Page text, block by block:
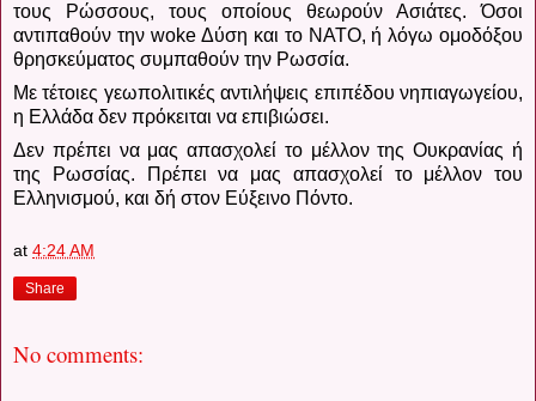
τους Ρώσσους, τους οποίους θεωρούν Ασιάτες. Όσοι
αντιπαθούν την wokeΔύση και το ΝΑΤΟ, ή λόγω ομοδόξου
θρησκεύματος συμπαθούν την Ρωσσία.
Με τέτοιες γεωπολιτικές αντιλήψεις επιπέδου νηπιαγωγείου,
η Ελλάδα δεν πρόκειται να επιβιώσει.
Δεν πρέπει να μας απασχολεί το μέλλον της Ουκρανίας ή
της Ρωσσίας. Πρέπει να μας απασχολεί το μέλλον του
Ελληνισμού, και δή στον Εύξεινο Πόντο.
at 4:24 AM
Share
No comments: